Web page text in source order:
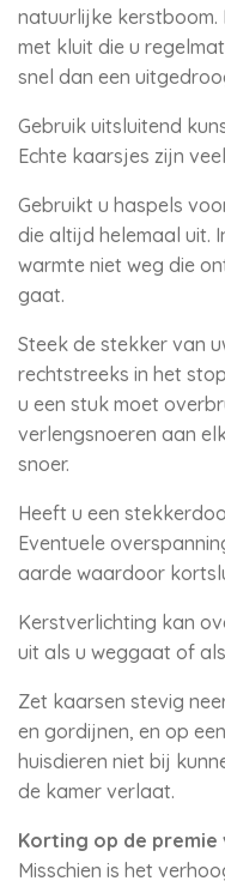
natuurlijke kerstboom.
met kluit die u
snel dan een
Gebruik uitsluitend
Echte kaarsjes zijn
Gebruikt u haspels
die altijd helemaal uit.
warmte niet weg die
gaat.
Steek de stekker van
rechtstreeks in het
u een stuk moet
verlengsnoeren aan
snoer.
Heeft u een
Eventuele
aarde waardoor
Kerstverlichting kan
uit als u weggaat of
Zet kaarsen stevig
en gordijnen, en op
huisdieren niet bij
de kamer verlaat.
Korting op de
Misschien is het